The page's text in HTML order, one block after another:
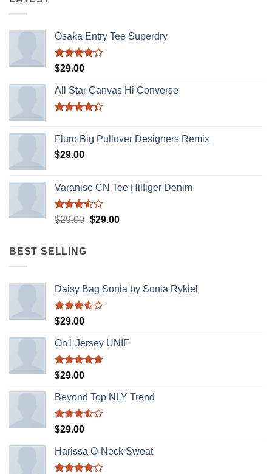
Osaka Entry Tee Superdry
Được
4.005
sao
$29.00
All Star Canvas Hi Converse
5 sao
Fluro Big Pullover Designers Remix
$29.00
Varanise CN Tee Hilfiger Denim
Được
3.505
sao
$29.00 Giá
$29.00Giá
BEST SELLING
Daisy Bag Sonia by Sonia Rykiel
Được
hạng
3.505
sao
$29.00
On1 Jersey UNIF
Được xếp
5 sao
$29.00
Beyond Top NLY Trend
Được
hạng
3.505
sao
$29.00
Harissa O-Neck Sweat